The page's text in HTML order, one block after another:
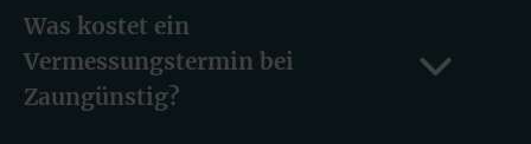
Was kostet ein
Vermessungstermin bei
Zaungünstig?